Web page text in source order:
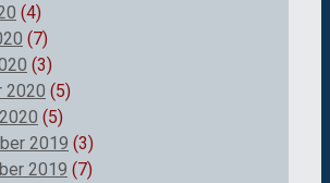
(4)
(7)
(3)
2020 (5)
(5)
2019 (3)
2019 (7)